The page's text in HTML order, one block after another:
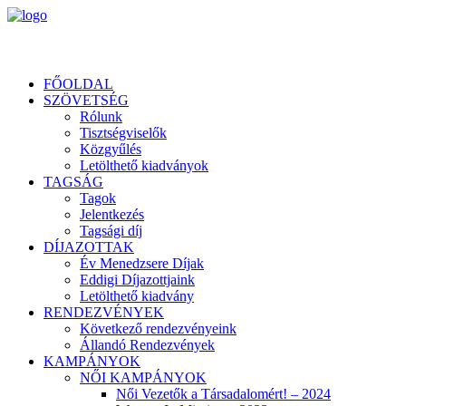
FŐOLDAL
SZÖVETSÉG
Rólunk
Tisztségviselők
Közgyűlés
Letölthető kiadványok
TAGSÁG
Tagok
Jelentkezés
Tagsági díj
DÍJAZOTTAK
Év Menedzsere Díjak
Eddigi Díjazottjaink
Letölthető kiadvány
RENDEZVÉNYEK
Következő rendezvényeink
Állandó Rendezvények
KAMPÁNYOK
NŐI KAMPÁNYOK
Női Vezetők a Társadalomért! – 2024